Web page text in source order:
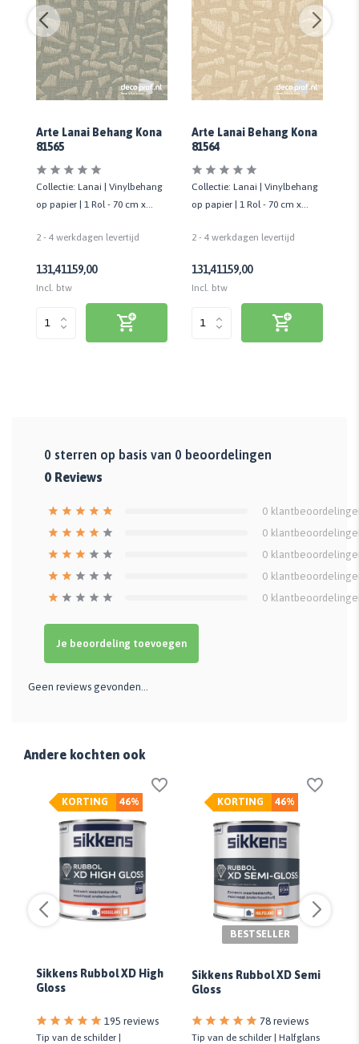
Arte Lanai Behang Kona
81565
Collectie: Lanai | Vinylbehang
op papier | 1 Rol - 70 cm x
2 - 4 werkdagen levertijd
131,41159,00
Incl. btw
Arte Lanai Behang Kona
81564
Collectie: Lanai | Vinylbehang
op papier | 1 Rol - 70 cm x
2 - 4 werkdagen levertijd
131,41159,00
Incl. btw
0 sterren op basis van 0 beoordelingen
0 Reviews
0
0
0
0
0
Je beoordeling toevoegen
Geen reviews gevonden...
Andere kochten ook
46%
KORTING
Sikkens Rubbol XD High
Gloss
195 reviews
Tip van de schilder |
46%
KORTING
BESTSELLER
Sikkens Rubbol XD Semi
Gloss
78 reviews
Tip van de schilder | Halfglans